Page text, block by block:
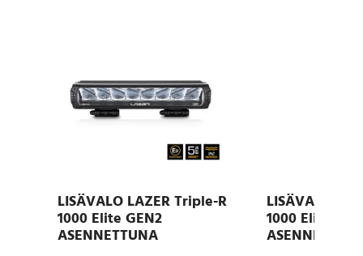
LISÄVALO LAZER Triple-R
1000 Elite GEN2
ASENNETTUNA
LISÄVALO
1000 Elite i-